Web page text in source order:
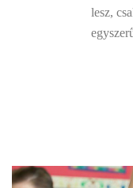
lesz,